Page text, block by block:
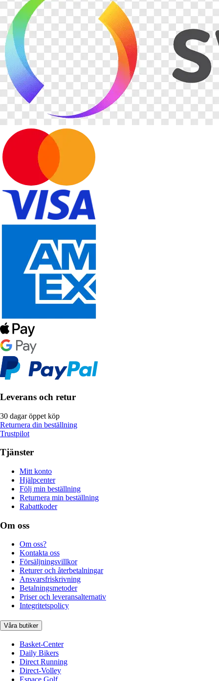
Leverans och retur
30 dagar öppet köp
Returnera din beställning
Trustpilot
Tjänster
Mitt konto
Hjälpcenter
Följ min beställning
Returnera min beställning
Rabattkoder
Om oss
Om oss?
Kontakta oss
Försäljningsvillkor
Returer och återbetalningar
Ansvarsfriskrivning
Betalningsmetoder
Priser och leveransalternativ
Integritetspolicy
Våra butiker
Basket-Center
Daily Bikers
Direct Running
Direct-Volley
Espace Golf